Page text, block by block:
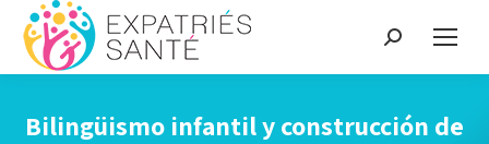
Recherche
:
Bilingüismo infantil y construcción de